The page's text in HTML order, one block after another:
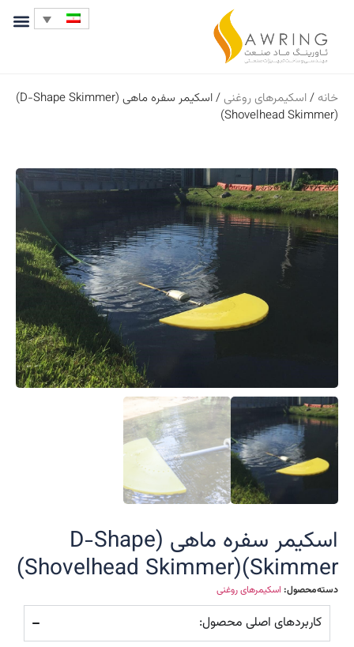
خانه /اسکیمرهای روغنی
/ اسکیمر سفره ماهی (D-Shape Skimmer)
(Shovelhead Skimmer)
اسکیمر سفره ماهی (D-Shape
Skimmer)(Shovelhead Skimmer)
دسته‌محصول: اسکیمرهای روغنی
کاربردهای اصلی محصول: